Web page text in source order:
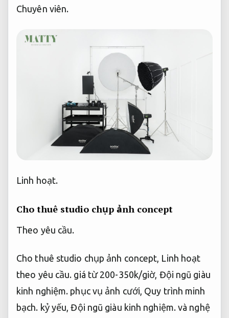
Chuyên viên.
Linh hoạt.
Cho thuê studio chụp ảnh concept
Theo yêu cầu.
Cho thuê studio chụp ảnh concept, Linh hoạt
theo yêu cầu. giá từ 200-350k/giờ, Đội ngũ giàu
kinh nghiệm. phục vụ ảnh cưới, Quy trình minh
bạch. kỷ yếu,Đội ngũ giàu kinh nghiệm.và nghệ